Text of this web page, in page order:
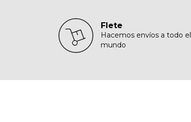
Flete
Hacemos envíos a todo el
mundo